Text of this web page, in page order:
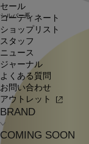
セール
コーディネート
ショップリスト
スタッフ
ニュース
ジャーナル
よくある質問
お問い合わせ
アウトレット
BRAND
COMING SOON
シルバー系